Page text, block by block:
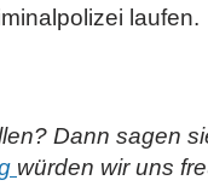
laufen.
Dann sagen
würden wir uns